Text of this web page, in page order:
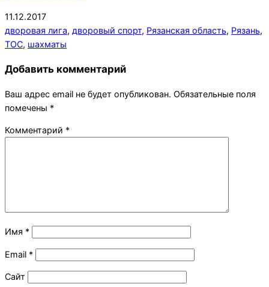
2017-
12-
11
11.12.2017
дворовая лига, дворовый спорт, Рязанская область, Рязань,
ТОС, шахматы
Добавить комментарий
Ваш адрес email не будет опубликован. Обязательные поля
помечены *
Комментарий *
Имя *
Email *
Сайт